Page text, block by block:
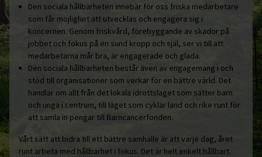
Den sociala hållbarheten innebär för oss friska medarbetare
som får möjlighet att utvecklas och engagera sig i
koncernen. Genom friskvård, förebyggande av skador på
jobbet och fokus på en sund kropp och själ, ser vi till att
medarbetarna mår bra, är engagerade och glada.
Den sociala hållbarheten består även av engagemang i och
stöd till organisationer som verkar för en bättre värld. Det
handlar om allt från det lokala idrottslaget som sätter barn
och unga i centrum, till laget som cyklar land och rike runt för
att samla in pengar till Barncancerfonden.
Vårt sätt att bidra till ett bättre samhälle är att varje dag, året
runt arbeta med hållbarhet i fokus. Det är helt enkelt hållbart.